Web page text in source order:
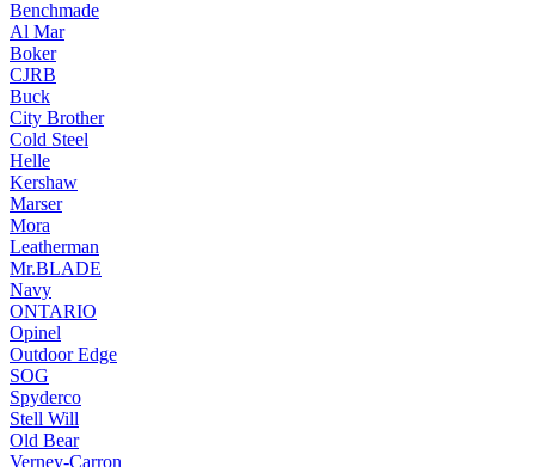
Benchmade
Al Mar
Boker
CJRB
Buck
City Brother
Cold Steel
Helle
Kershaw
Marser
Mora
Leatherman
Mr.BLADE
Navy
ONTARIO
Opinel
Outdoor Edge
SOG
Spyderco
Stell Will
Old Bear
Verney-Carron